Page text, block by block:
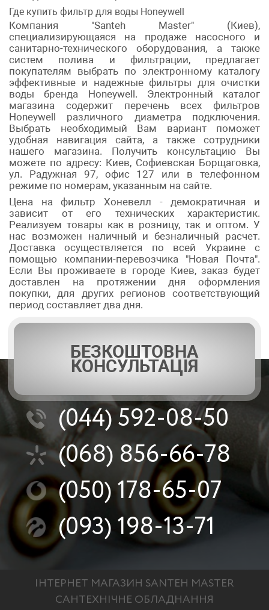
Где купить фильтр для воды Honeywell
Компания "Santeh Master" (Киев),
специализирующаяся на продаже насосного и
санитарно-технического оборудования, а также
систем полива и фильтрации, предлагает
покупателям выбрать по электронному каталогу
эффективные и надежные фильтры для очистки
воды бренда Honeywell. Электронный каталог
магазина содержит перечень всех фильтров
Honeywell различного диаметра подключения.
Выбрать необходимый Вам вариант поможет
удобная навигация сайта, а также сотрудники
нашего магазина. Получить консультацию Вы
можете по адресу: Киев, Софиевская Борщаговка,
ул. Радужная 97, офис 127 или в телефонном
режиме по номерам, указанным на сайте.
Цена на фильтр Хоневелл - демократичная и
зависит от его технических характеристик.
Реализуем товары как в розницу, так и оптом. У
нас возможен наличный и безналичный расчет.
Доставка осуществляется по всей Украине с
помощью компании-перевозчика "Новая Почта".
Если Вы проживаете в городе Киев, заказ будет
доставлен на протяжении дня оформления
покупки, для других регионов соответствующий
период составляет два дня.
БЕЗКОШТОВНА
КОНСУЛЬТАЦІЯ
(044)592-08-50
(068) 856-66-78
(050)178-65-07
(093)198-13-71
ІНТЕРНЕТ МАГАЗИН SANTEH MASTER
САНТЕХНІЧНЕ ОБЛАДНАННЯ